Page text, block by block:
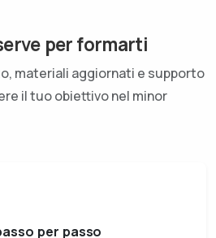
per formarti
materiali aggiornati e supporto
il tuo obiettivo nel minor
per passo